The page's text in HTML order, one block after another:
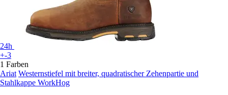
24h
+-3
1 Farben
Ariat Westernstiefel mit breiter, quadratischer Zehenpartie und
Stahlkappe WorkHog